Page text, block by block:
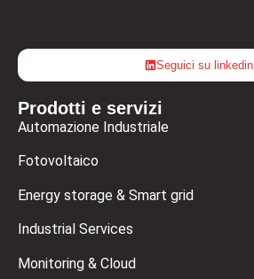
Seguici su linkedin
Prodotti e servizi
Automazione Industriale
Fotovoltaico
Energy storage & Smart grid
Industrial Services
Monitoring & Cloud